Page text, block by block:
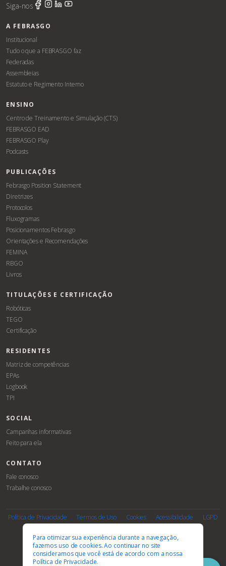
Siga-nos
A FEBRASGO
Institucional
Tudo o que a FEBRASGO faz
Federadas
Assembleias
Estatuto e Regimento Interno
ENSINO
Centro de Treinamento e Simulação (CTS)
FEBRASGO EAD
FEBRASGO Play
Podcasts
PUBLICAÇÕES
Febrasgo Position Statement
Diretrizes
Protocolos
Fluxogramas
Posicionamentos Febrasgo
Orientações e Recomendações
FEMINA
RBGO
Livros
TITULAÇÕES E CERTIFICAÇÃO
Robóticas
TEGO
Certificação
RESIDENTES
Matriz de competências
EPAs
Logbook
TPI
SOCIAL
Campanhas informativas
Feito para ela
CONTATO
Fale conosco
Trabalhe conosco
Política de Privacidade Termos de Uso Cookies Acessibilidade LGPD
PARCEIROS E AFILIAÇÕES
Para otimizar sua experiência durante a navegação,
fazemos uso de cookies. Ao continuar no site
consideramos que você está de acordo com a nossa
Política de Privacidade.